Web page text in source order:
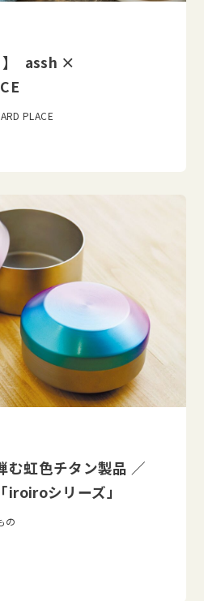
】 assh ×
PLACE
む虹色チタン製品 ／
iroiroシリーズ」
の